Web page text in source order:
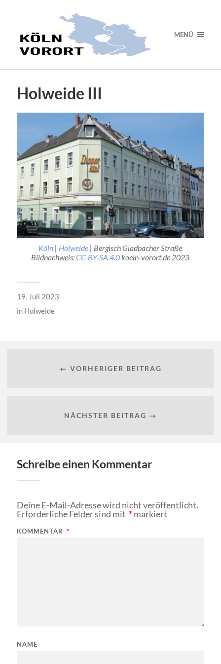
MENÜ
Holweide III
Köln | Holweide | Bergisch Gladbacher Straße
Bildnachweis:CC-BY-SA 4.0koeln-vorort.de 2023
19. Juli 2023
in Holweide
← VORHERIGER BEITRAG
NÄCHSTER BEITRAG →
Schreibe einen Kommentar
Deine E-Mail-Adresse wird nicht veröffentlicht.
Erforderliche Felder sind mit *markiert
KOMMENTAR *
NAME